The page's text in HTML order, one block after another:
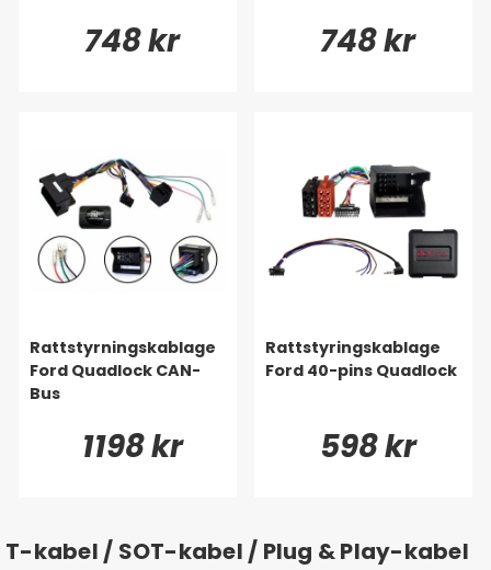
748 kr 748 kr
Rattstyrningskablage
Ford Quadlock CAN-
Bus
1198 kr
Rattstyringskablage
Ford 40-pins Quadlock
598 kr
T-kabel / SOT-kabel / Plug & Play-kabel